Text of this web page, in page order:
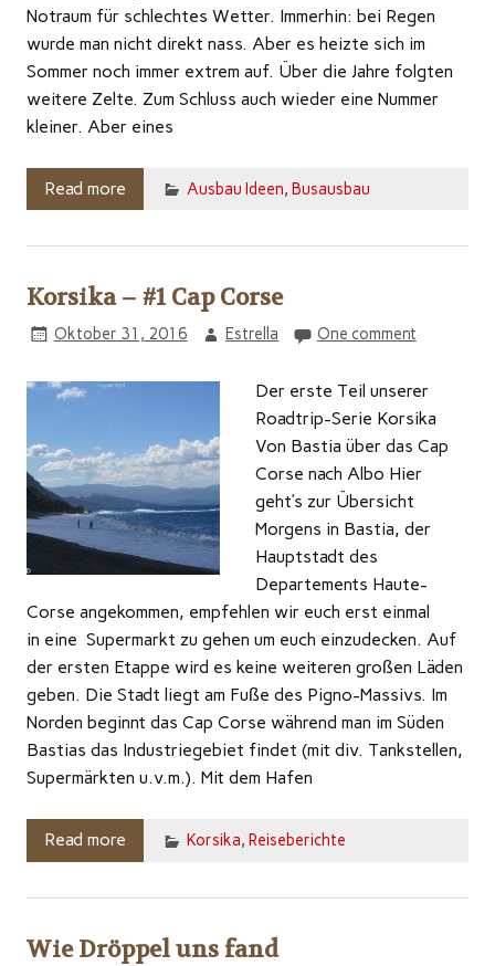
Notraum für schlechtes Wetter. Immerhin: bei Regen
wurde man nicht direkt nass. Aber es heizte sich im
Sommer noch immer extrem auf. Über die Jahre folgten
weitere Zelte. Zum Schluss auch wieder eine Nummer
kleiner. Aber eines
Read more Ausbau Ideen, Busausbau
Korsika – #1 Cap Corse
Oktober 31, 2016 Estrella One comment
Der erste Teil unserer
Roadtrip-Serie Korsika
Von Bastia über das Cap
Corse nach Albo Hier
geht’s zur Übersicht
Morgens in Bastia, der
Hauptstadt des
Departements Haute-
Corse angekommen, empfehlen wir euch erst einmal
in eine Supermarkt zu gehen um euch einzudecken. Auf
der ersten Etappe wird es keine weiteren großen Läden
geben. Die Stadt liegt am Fuße des Pigno-Massivs. Im
Norden beginnt das Cap Corse während man im Süden
Bastias das Industriegebiet findet (mit div. Tankstellen,
Supermärkten u.v.m.). Mit dem Hafen
Read more Korsika, Reiseberichte
Wie Dröppel uns fand